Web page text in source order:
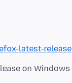
latest-release